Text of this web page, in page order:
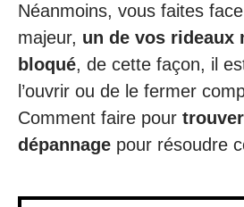
Néanmoins, vous faites
majeur, un de vos rideaux
bloqué, de cette façon, il
l’ouvrir ou de le fermer
Comment faire pour
dépannage pour résoudre